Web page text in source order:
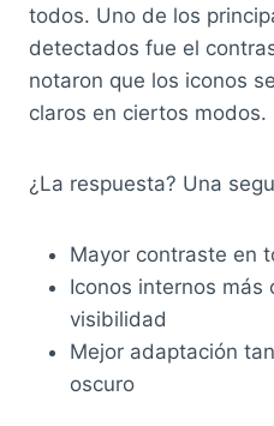
todos. Uno de los
detectados fue el
notaron que los iconos
claros en ciertos modos.
¿La respuesta? Una
Mayor contraste en
Iconos internos más
visibilidad
Mejor adaptación
oscuro